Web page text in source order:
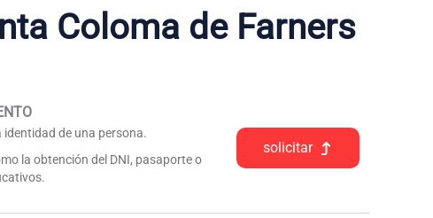
Coloma de Farners
de una persona.
la obtención del DNI, pasaporte o
solicitar